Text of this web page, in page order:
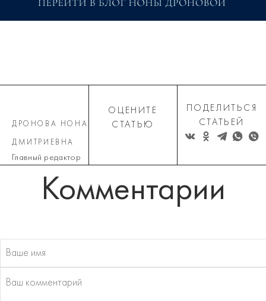
ДРОНОВА НОНА
ДМИТРИЕВНА
Главный редактор
ОЦЕНИТЕ
СТАТЬЮ
ПОДЕЛИТЬСЯ
СТАТЬЕЙ
Комментарии